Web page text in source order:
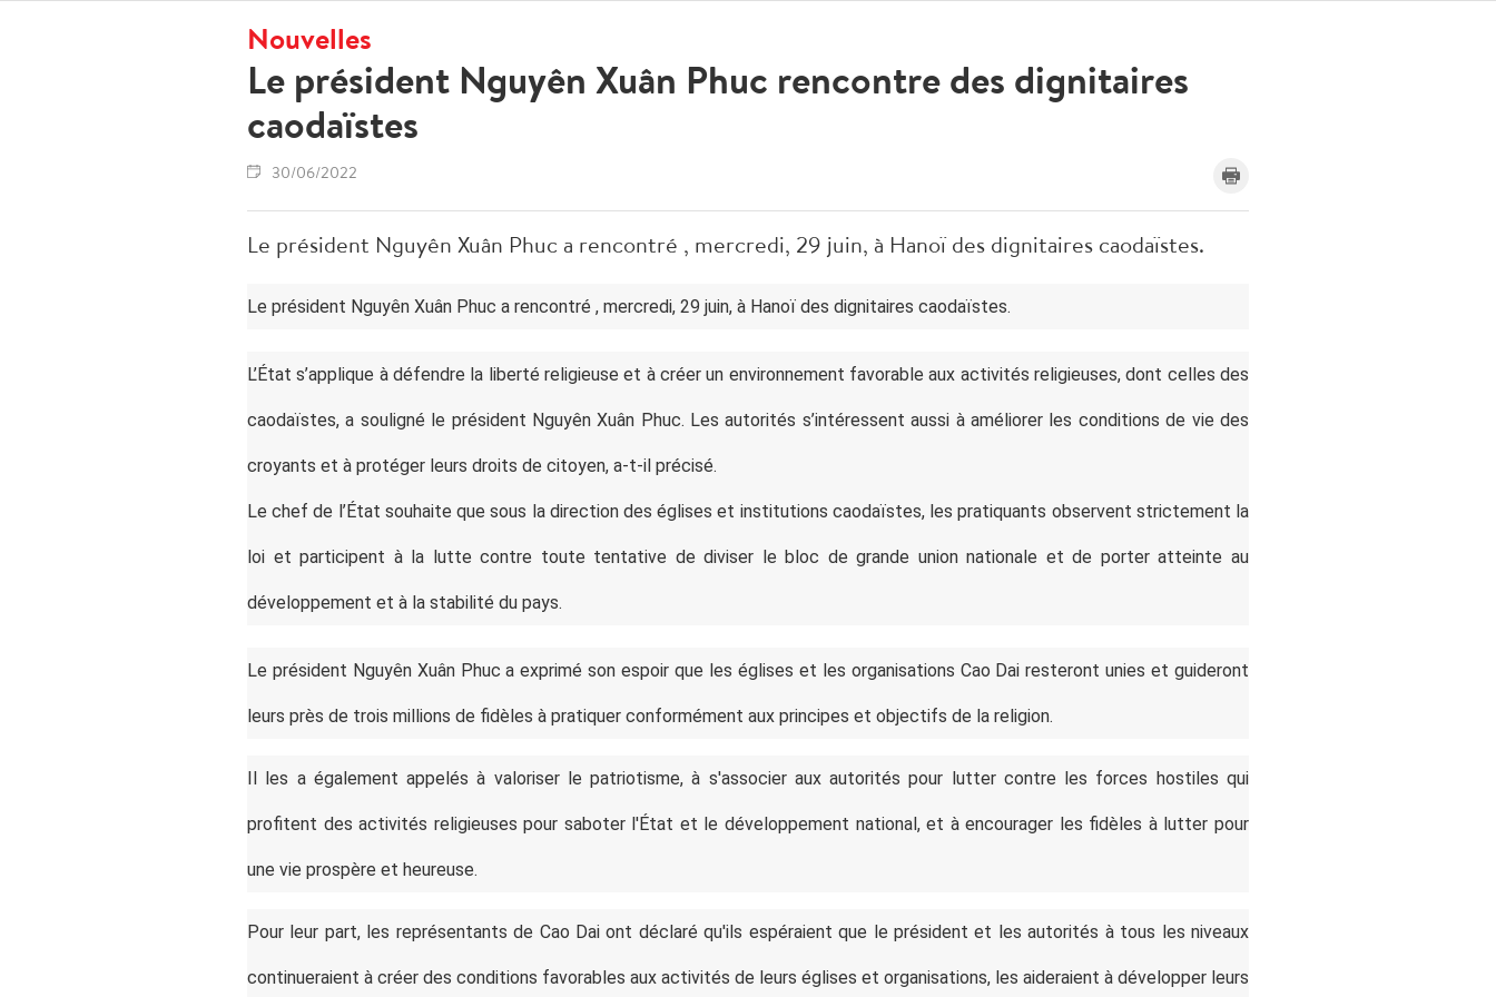
Nouvelles
Le président Nguyên Xuân Phuc rencontre des dignitaires
caodaïstes
30/06/2022
Le président Nguyên Xuân Phuc a rencontré , mercredi, 29 juin, à Hanoï des dignitaires caodaïstes.
Le président Nguyên Xuân Phuc a rencontré , mercredi, 29 juin, à Hanoï des dignitaires caodaïstes.
L’État s’applique à défendre la liberté religieuse et à créer un environnement favorable aux activités religieuses, dont celles des
caodaïstes, a souligné le président Nguyên Xuân Phuc. Les autorités s’intéressent aussi à améliorer les conditions de vie des
croyants et à protéger leurs droits de citoyen, a-t-il précisé.
Le chef de l’État souhaite que sous la direction des églises et institutions caodaïstes, les pratiquants observent strictement la
loi et participent à la lutte contre toute tentative de diviser le bloc de grande union nationale et de porter atteinte au
développement et à la stabilité du pays.
Le président Nguyên Xuân Phuc a exprimé son espoir que les églises et les organisations Cao Dai resteront unies et guideront
leurs près de trois millions de fidèles à pratiquer conformément aux principes et objectifs de la religion.
Il les a également appelés à valoriser le patriotisme, à s'associer aux autorités pour lutter contre les forces hostiles qui
profitent des activités religieuses pour saboter l'État et le développement national, et à encourager les fidèles à lutter pour
une vie prospère et heureuse.
Pour leur part, les représentants de Cao Dai ont déclaré qu'ils espéraient que le président et les autorités à tous les niveaux
continueraient à créer des conditions favorables aux activités de leurs églises et organisations, les aideraient à développer leurs